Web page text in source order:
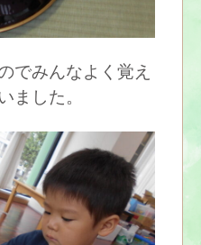
でみんなよく覚え
ました。